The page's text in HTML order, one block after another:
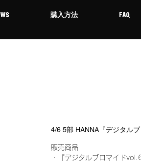
購入方法 FAQ
4/6 5部 HANNA『デジタル
販売商品
・『デジタルブロマイド